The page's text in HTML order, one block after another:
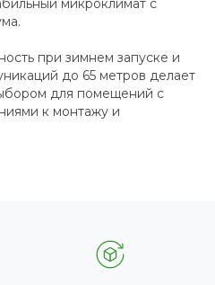
микроклимат с
при зимнем запуске и
до 65 метров делает
для помещений с
к монтажу и